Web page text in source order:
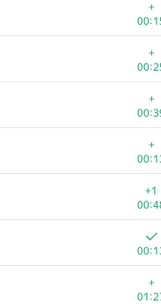
+
+
+
+
+1
+